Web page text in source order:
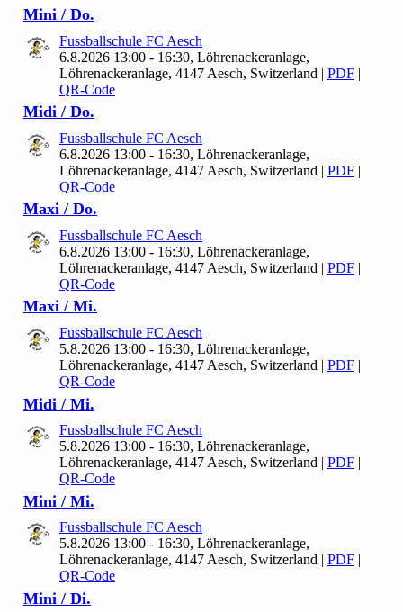
Mini / Do.
Fussballschule FC Aesch
6.8.2026 13:00 - 16:30, Löhrenackeranlage,
Löhrenackeranlage, 4147 Aesch, Switzerland | PDF |
QR-Code
Midi / Do.
Fussballschule FC Aesch
6.8.2026 13:00 - 16:30, Löhrenackeranlage,
Löhrenackeranlage, 4147 Aesch, Switzerland | PDF |
QR-Code
Maxi / Do.
Fussballschule FC Aesch
6.8.2026 13:00 - 16:30, Löhrenackeranlage,
Löhrenackeranlage, 4147 Aesch, Switzerland | PDF |
QR-Code
Maxi / Mi.
Fussballschule FC Aesch
5.8.2026 13:00 - 16:30, Löhrenackeranlage,
Löhrenackeranlage, 4147 Aesch, Switzerland | PDF |
QR-Code
Midi / Mi.
Fussballschule FC Aesch
5.8.2026 13:00 - 16:30, Löhrenackeranlage,
Löhrenackeranlage, 4147 Aesch, Switzerland | PDF |
QR-Code
Mini / Mi.
Fussballschule FC Aesch
5.8.2026 13:00 - 16:30, Löhrenackeranlage,
Löhrenackeranlage, 4147 Aesch, Switzerland | PDF |
QR-Code
Mini / Di.